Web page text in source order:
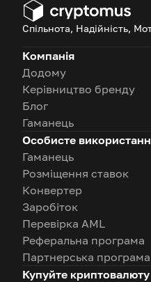
Спільнота, Надійність,
Компанія
Додому
Керівництво бренду
Блог
Гаманець
Особисте
Гаманець
Розміщення ставок
Конвертер
Заробіток
Перевірка AML
Реферальна програма
Партнерська програма
Купуйте криптовалюту